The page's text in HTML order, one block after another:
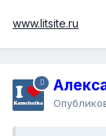
www.litsite.ru